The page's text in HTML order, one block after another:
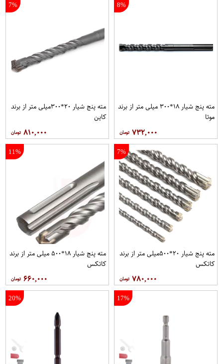
8%
مته پنج شیار ۱۸*۳۰۰ میلی متر از برند
موتا
۷۳۲,۰۰۰
7%
مته پنج شیار ۲۰*۳۰۰میلی متر از برند
کاین
۸۱۰,۰۰۰
7%
مته پنج شیار ۲۰*۵۰۰میلی متر از برند
کاتکس
۷۸۰,۰۰۰
11%
مته پنج شیار ۱۸*۵۰۰ میلی متر از برند
کاتکس
۶۶۰,۰۰۰
17%
20%